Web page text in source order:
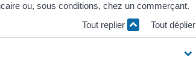
ou, sous conditions, chez un commerçant.
Tout replier
Tout déplier